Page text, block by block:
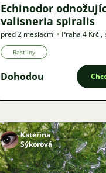
Echinodor
valisneria spiralis
pred 2 mesiacmi • Praha 4 Krč ,
Rastliny
Dohodou
Kateřina
Sýkorová